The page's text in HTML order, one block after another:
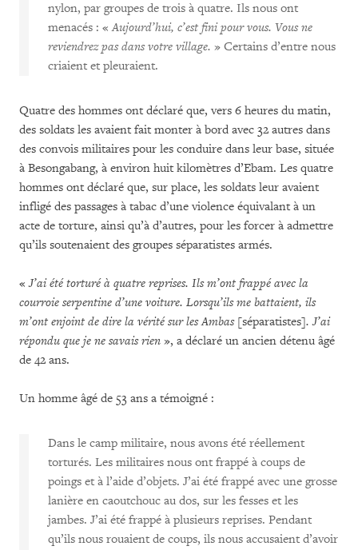
nylon, par groupes de trois à quatre. Ils nous ont
menacés : «Aujourd’hui, c’est fini pour vous. Vous ne
reviendrez pas dans votre village. » Certains d’entre nous
criaient et pleuraient.
Quatre des hommes ont déclaré que, vers 6 heures du matin,
des soldats les avaient fait monter à bord avec 32 autres dans
des convois militaires pour les conduire dans leur base, située
à Besongabang, à environ huit kilomètres d’Ebam. Les quatre
hommes ont déclaré que, sur place, les soldats leur avaient
infligé des passages à tabac d’une violence équivalant à un
acte de torture, ainsi qu’à d’autres, pour les forcer à admettre
qu’ils soutenaient des groupes séparatistes armés.
«J’ai été torturé à quatre reprises. Ils m’ont frappé avec la
courroie serpentine d’une voiture. Lorsqu’ils me battaient, ils
m’ont enjoint de dire la vérité sur les Ambas [séparatistes]. J’ai
répondu que je ne savais rien », a déclaré un ancien détenu âgé
de 42 ans.
Un homme âgé de 53 ans a témoigné :
Dans le camp militaire, nous avons été réellement
torturés. Les militaires nous ont frappé à coups de
poings et à l’aide d’objets. J’ai été frappé avec une grosse
lanière en caoutchouc au dos, sur les fesses et les
jambes. J’ai été frappé à plusieurs reprises. Pendant
qu’ils nous rouaient de coups, ils nous accusaient d’avoir